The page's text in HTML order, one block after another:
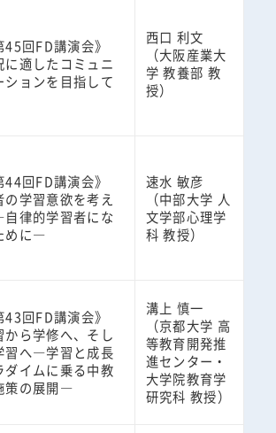
45回FD講演会》
に適したコミュニ
ションを目指して
西口 利文
（大阪産業大
学 教養部 教
授）
44回FD講演会》
の学習意欲を考え
律的学習者にな
めに―
速水 敏彦
（中部大学 人
文学部心理学
科 教授）
43回FD講演会》
から学修へ、そし
習へ―学習と成長
ダイムに乗る中教
策の展開―
溝上 慎一
（京都大学 高
等教育開発推
進センター・
大学院教育学
研究科 教授）